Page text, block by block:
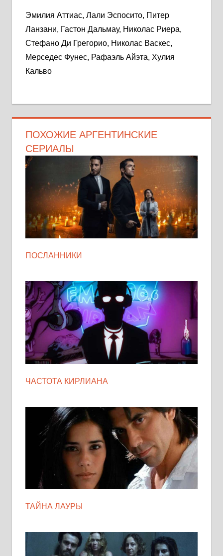
Эмилия Аттиас, Лали Эспосито, Питер
Ланзани, Гастон Дальмау, Николас Риера,
Стефано Ди Грегорио, Николас Васкес,
Мерседес Фунес, Рафаэль Айэта, Хулия
Кальво
ПОХОЖИЕ АРГЕНТИНСКИЕ
СЕРИАЛЫ
ПОСЛАННИКИ
ЧАСТОТА КИРЛИАНА
ТАЙНА ЛАУРЫ